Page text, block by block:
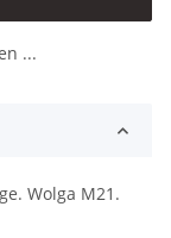
...
Wolga M21.